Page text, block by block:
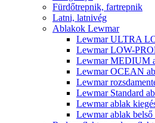
Fürdőtrepnik, fartrepnik
Latni, latnivég
Ablakok Lewmar
Lewmar ULTRA
Lewmar LOW-
Lewmar MEDIUM
Lewmar OCEAN
Lewmar
Lewmar Standard
Lewmar ablak
Lewmar ablak belső